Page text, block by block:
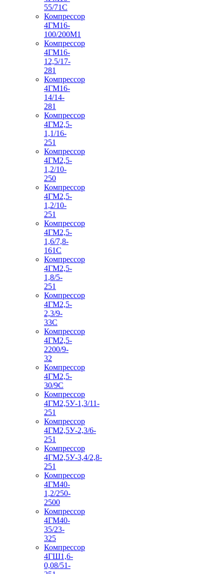
55/71С
Компрессор
4ГМ16-
100/200М1
Компрессор
4ГМ16-
12,5/17-
281
Компрессор
4ГМ16-
14/14-
281
Компрессор
4ГМ2,5-
1,1/16-
251
Компрессор
4ГМ2,5-
1,2/10-
250
Компрессор
4ГМ2,5-
1,2/10-
251
Компрессор
4ГМ2,5-
1,6/7,8-
161С
Компрессор
4ГМ2,5-
1,8/5-
251
Компрессор
4ГМ2,5-
2,3/9-
33С
Компрессор
4ГМ2,5-
2200/9-
32
Компрессор
4ГМ2,5-
30/9С
Компрессор
4ГМ2,5У-1,3/11-
251
Компрессор
4ГМ2,5У-2,3/6-
251
Компрессор
4ГМ2,5У-3,4/2,8-
251
Компрессор
4ГМ40-
1,2/250-
2500
Компрессор
4ГМ40-
35/23-
325
Компрессор
4ГШ1,6-
0,08/51-